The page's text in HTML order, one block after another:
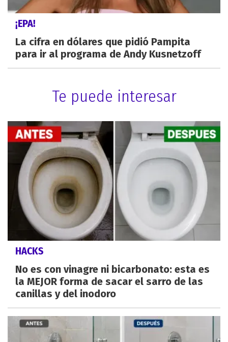
¡EPA!
La cifra en dólares que pidió Pampita
para ir al programa de Andy Kusnetzoff
Te puede interesar
HACKS
No es con vinagre ni bicarbonato: esta es
la MEJOR forma de sacar el sarro de las
canillas y del inodoro